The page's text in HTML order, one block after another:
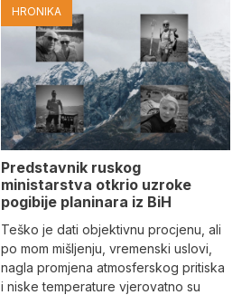
HRONIKA
Predstavnik ruskog
ministarstva otkrio uzroke
pogibije planinara iz BiH
Teško je dati objektivnu procjenu, ali
po mom mišljenju, vremenski uslovi,
nagla promjena atmosferskog pritiska
i niske temperature vjerovatno su